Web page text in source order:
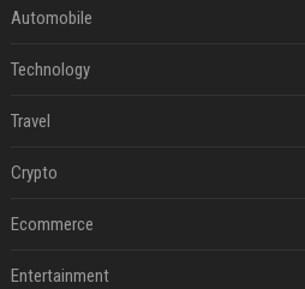
Automobile
Technology
Travel
Crypto
Ecommerce
Entertainment